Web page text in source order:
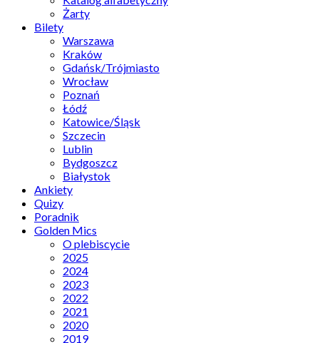
Żarty
Bilety
Warszawa
Kraków
Gdańsk/Trójmiasto
Wrocław
Poznań
Łódź
Katowice/Śląsk
Szczecin
Lublin
Bydgoszcz
Białystok
Ankiety
Quizy
Poradnik
Golden Mics
O plebiscycie
2025
2024
2023
2022
2021
2020
2019